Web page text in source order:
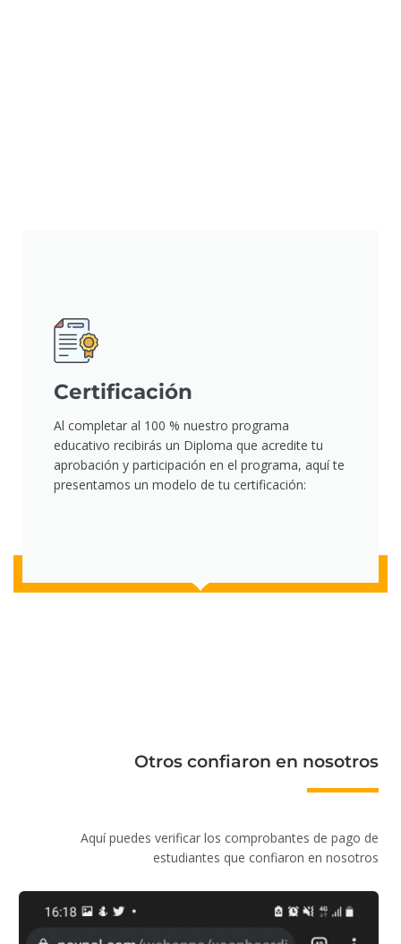
Certificación
Al completar al 100 % nuestro programa
educativo recibirás un Diploma que acredite tu
aprobación y participación en el programa, aquí te
presentamos un modelo de tu certificación:
Otros confiaron en nosotros
Aquí puedes verificar los comprobantes de pago de
estudiantes que confiaron en nosotros